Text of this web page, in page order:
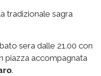
tradizionale sagra
sera dalle 21.00 con
piazza accompagnata
.